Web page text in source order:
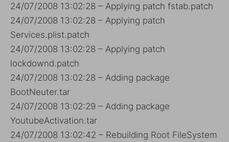
24/07/2008 13:02:28 – Applying patch fstab.patch
24/07/2008 13:02:28 – Applying patch
Services.plist.patch
24/07/2008 13:02:28 – Applying patch
lockdownd.patch
24/07/2008 13:02:28 – Adding package
BootNeuter.tar
24/07/2008 13:02:29 – Adding package
YoutubeActivation.tar
24/07/2008 13:02:42 – Rebuilding Root FileSystem